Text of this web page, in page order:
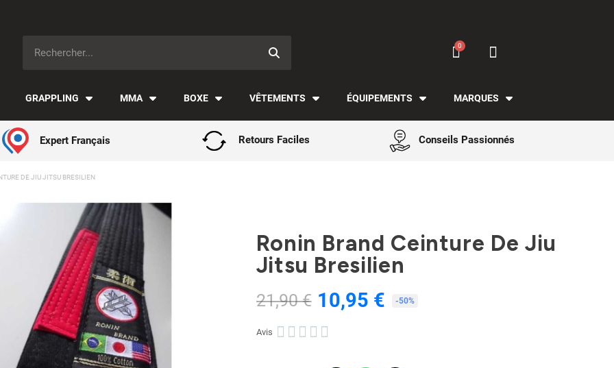
GRAPPLING MMA BOXE VÊTEMENTS ÉQUIPEMENTS MARQUES
Expert Français Retours Faciles Conseils Passionnés
DE JIU JITSU BRESILIEN
Ronin Brand Ceinture De Jiu
Jitsu Bresilien
21,90 € 10,95 € -50%
Avis     